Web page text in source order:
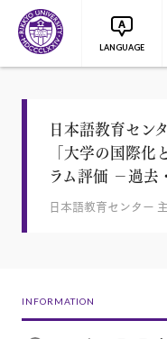
LANGUAGE
日本語教育セン
「大学の国際
ラム評価 －過去
日本語教育センター
INFORMATION